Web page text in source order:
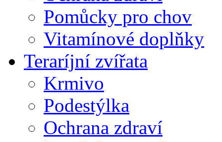
Pomůcky pro chov
Vitamínové doplňky
Teraríjní zvířata
Krmivo
Podestýlka
Ochrana zdraví